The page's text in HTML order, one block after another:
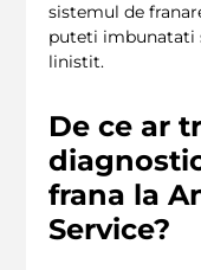
sistemul de
puteti imbunatati
linistit.
De ce ar
frana la
Service?